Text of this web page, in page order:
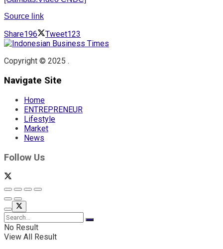
Source link
Share196 Tweet123
Copyright © 2025 .
Navigate Site
Home
ENTREPRENEUR
Lifestyle
Market
News
Follow Us
No Result
View All Result